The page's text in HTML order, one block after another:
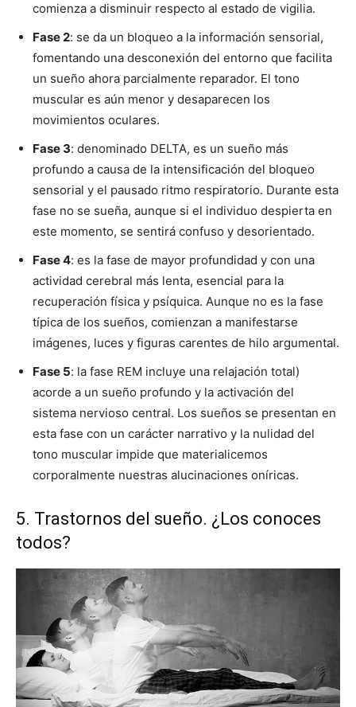
comienza a disminuir respecto al estado de vigilia.
Fase 2: se da un bloqueo a la información sensorial,
fomentando una desconexión del entorno que facilita
un sueño ahora parcialmente reparador. El tono
muscular es aún menor y desaparecen los
movimientos oculares.
Fase 3: denominado DELTA, es un sueño más
profundo a causa de la intensificación del bloqueo
sensorial y el pausado ritmo respiratorio. Durante esta
fase no se sueña, aunque si el individuo despierta en
este momento, se sentirá confuso y desorientado.
Fase 4: es la fase de mayor profundidad y con una
actividad cerebral más lenta, esencial para la
recuperación física y psíquica. Aunque no es la fase
típica de los sueños, comienzan a manifestarse
imágenes, luces y figuras carentes de hilo argumental.
Fase 5: la fase REM incluye una relajación total)
acorde a un sueño profundo y la activación del
sistema nervioso central. Los sueños se presentan en
esta fase con un carácter narrativo y la nulidad del
tono muscular impide que materialicemos
corporalmente nuestras alucinaciones oníricas.
5. Trastornos del sueño. ¿Los conoces
todos?